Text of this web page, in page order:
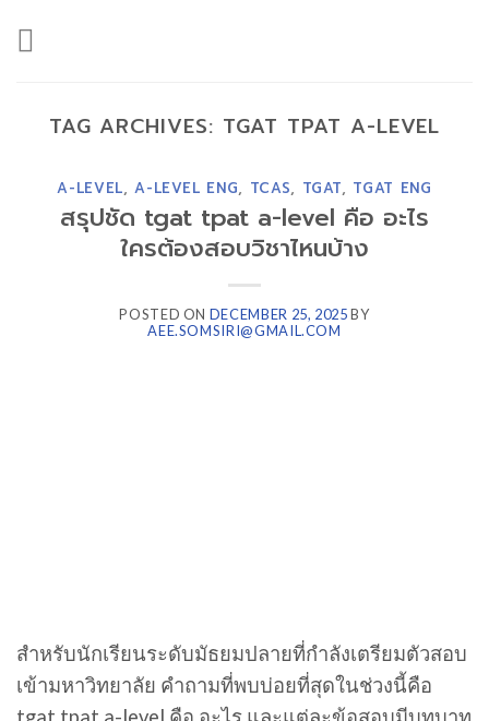
to
TAG ARCHIVES: TGAT TPAT A-LEVEL
A-LEVEL,A-LEVEL ENG, TCAS, TGAT, TGAT ENG
สรุปชัด tgat tpat a-level คือ อะไร
ใครต้องสอบวิชาไหนบ้าง
POSTED ON DECEMBER 25, 2025BY
AEE.SOMSIRI@GMAIL.COM
สำหรับนักเรียนระดับมัธยมปลายที่กำลังเตรียมตัวสอบ
เข้ามหาวิทยาลัย คำถามที่พบบ่อยที่สุดในช่วงนี้คือ